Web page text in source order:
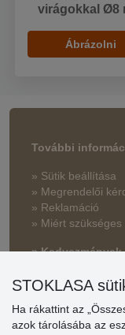
virágokkal Ø8
Ábrázolni
További
» Sütik beállítása
» Megrendelői
» Reklamáció
» Miért
»
STOKLASA
Ha rákattint az
azok tárolásába az